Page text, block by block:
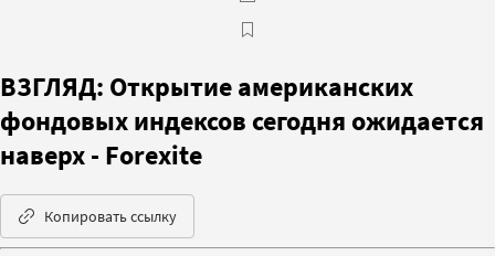
ВЗГЛЯД: Открытие американских
фондовых индексов сегодня ожидается
наверх - Forexite
Копировать ссылку